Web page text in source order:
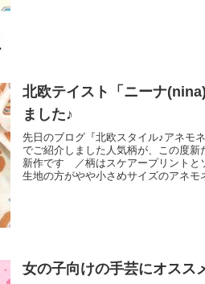
北欧テイスト「ニーナ
ました♪
先日のブログ『北欧スタイル♪アネモ
でご紹介しました人気柄が、この度
新作です ／柄はスケアープリントと
生地の方がやや小さめサイズのアネ
女の子向けの手芸にオスス